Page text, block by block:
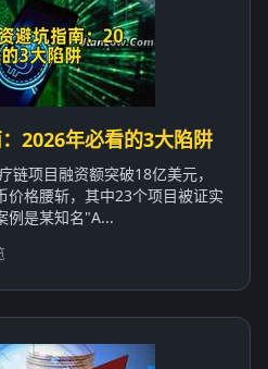
2026年必看的3大陷阱
链项目融资额突破18亿美元，
价格腰斩，其中23个项目被证实
例是某知名"A...